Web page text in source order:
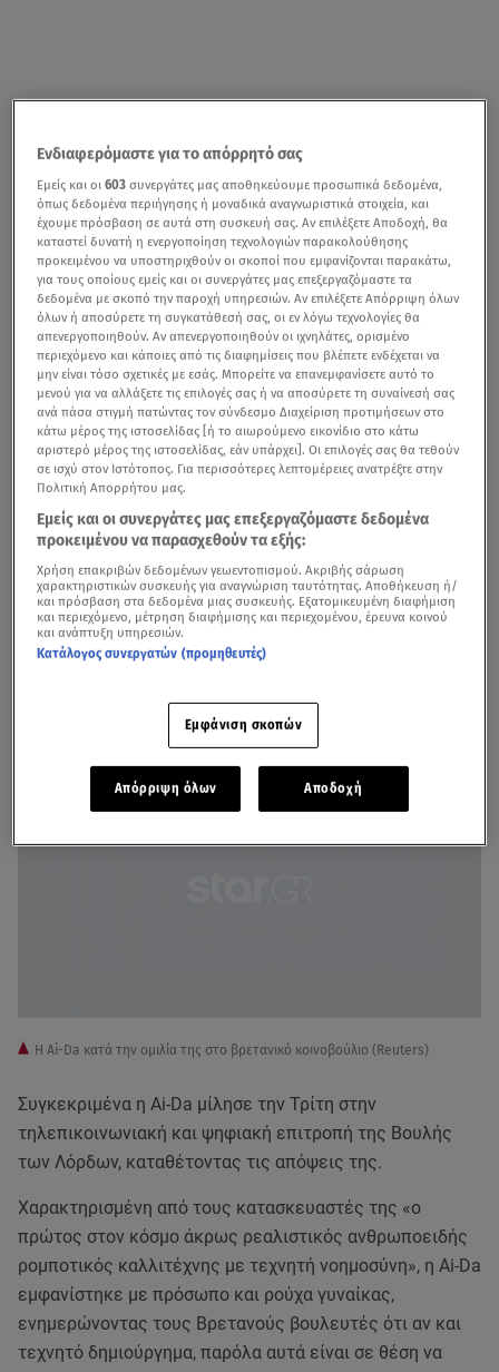
Αρκετά σενάρια από ταινίες επιστημονικής φαντασίας
γίνονται σιγά σιγά πραγματικότητα. Στοβρετανικό
κοινοβούλιο εμφανίστηκε η Ai-Da, ένα ανθρωπόμορφο
ρομπότ και καλλιτέχνης και μίλησε για το πώς οι νέες
και γενικότερα το πεδίο της δημιουργίας.
Η Ai-Da κατά την ομιλία της στο βρετανικό κοινοβούλιο (Reuters)
Συγκεκριμένα η Ai-Da μίλησε την Τρίτη στην
τηλεπικοινωνιακή και ψηφιακή επιτροπή της Βουλής
των Λόρδων, καταθέτοντας τις απόψεις της.
Χαρακτηρισμένη από τους κατασκευαστές της «ο
πρώτος στον κόσμο άκρως ρεαλιστικός ανθρωποειδής
ρομποτικός καλλιτέχνης με τεχνητή νοημοσύνη», η Ai-Da
εμφανίστηκε με πρόσωπο και ρούχα γυναίκας,
ενημερώνοντας τους Βρετανούς βουλευτές ότι αν και
τεχνητό δημιούργημα, παρόλα αυτά είναι σε θέση να
Ενδιαφερόμαστε για το απόρρητό σας
Εμείς και οι603 συνεργάτες μας αποθηκεύουμε προσωπικά δεδομένα,
όπως δεδομένα περιήγησης ή μοναδικά αναγνωριστικά στοιχεία, και
έχουμε πρόσβαση σε αυτά στη συσκευή σας. Αν επιλέξετε Αποδοχή, θα
καταστεί δυνατή η ενεργοποίηση τεχνολογιών παρακολούθησης
προκειμένου να υποστηριχθούν οι σκοποί που εμφανίζονται παρακάτω,
για τους οποίους εμείς και οι συνεργάτες μας επεξεργαζόμαστε τα
δεδομένα με σκοπό την παροχή υπηρεσιών. Αν επιλέξετε Απόρριψη όλων
όλων ή αποσύρετε τη συγκατάθεσή σας, οι εν λόγω τεχνολογίες θα
απενεργοποιηθούν. Αν απενεργοποιηθούν οι ιχνηλάτες, ορισμένο
περιεχόμενο και κάποιες από τις διαφημίσεις που βλέπετε ενδέχεται να
μην είναι τόσο σχετικές με εσάς. Μπορείτε να επανεμφανίσετε αυτό το
μενού για να αλλάξετε τις επιλογές σας ή να αποσύρετε τη συναίνεσή σας
ανά πάσα στιγμή πατώντας τον σύνδεσμο Διαχείριση προτιμήσεων στο
κάτω μέρος της ιστοσελίδας [ή το αιωρούμενο εικονίδιο στο κάτω
αριστερό μέρος της ιστοσελίδας, εάν υπάρχει]. Οι επιλογές σας θα τεθούν
σε ισχύ στον Ιστότοπος. Για περισσότερες λεπτομέρειες ανατρέξτε στην
Πολιτική Απορρήτου μας.
Εμείς και οι συνεργάτες μας επεξεργαζόμαστε δεδομένα
προκειμένου να παρασχεθούν τα εξής:
Χρήση επακριβών δεδομένων γεωεντοπισμού. Ακριβής σάρωση
χαρακτηριστικών συσκευής για αναγνώριση ταυτότητας. Αποθήκευση ή/
και πρόσβαση στα δεδομένα μιας συσκευής. Εξατομικευμένη διαφήμιση
και περιεχόμενο, μέτρηση διαφήμισης και περιεχομένου, έρευνα κοινού
και ανάπτυξη υπηρεσιών.
Κατάλογος συνεργατών (προμηθευτές)
Εμφάνιση σκοπών
Απόρριψη όλων Αποδοχή